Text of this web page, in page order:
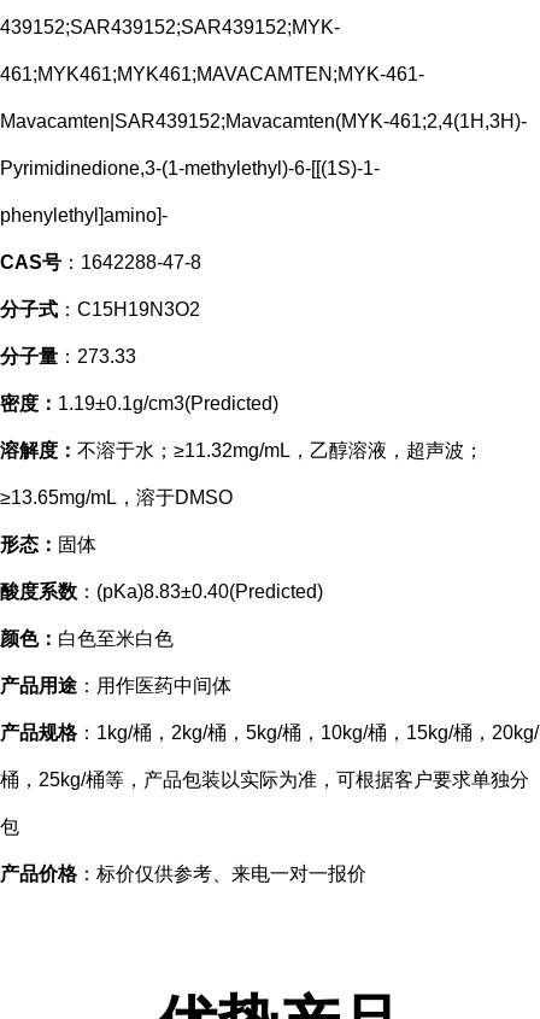
439152;SAR439152;SAR439152;MYK-
461;MYK461;MYK461;MAVACAMTEN;MYK-461-
Mavacamten|SAR439152;Mavacamten(MYK-461;2,4(1H,3H)-
Pyrimidinedione,3-(1-methylethyl)-6-[[(1S)-1-
phenylethyl]amino]-
CAS号 ：1642288-47-8
分子式 ：C15H19N3O2
分子量 ：273.33
密度： 1.19±0.1g/cm3(Predicted)
溶解度： 不溶于水；≥11.32mg/mL，乙醇溶液，超声波；
≥13.65mg/mL，溶于DMSO
形态： 固体
酸度系数 ：(pKa)8.83±0.40(Predicted)
颜色： 白色至米白色
产品用途 ：用作医药中间体
产品规格：1kg/桶，2kg/桶，5kg/桶，10kg/桶，15kg/桶，20kg/
桶，25kg/桶等，产品包装以实际为准，可根据客户要求单独分
包
产品价格：标价仅供参考、来电一对一报价